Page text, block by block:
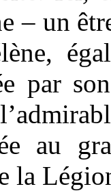
– un
par
au
la